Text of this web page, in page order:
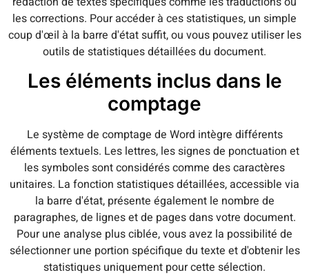
les corrections. Pour accéder à ces statistiques, un simple
coup d'œil à la barre d'état suffit, ou vous pouvez utiliser les
outils de statistiques détaillées du document.
Les éléments inclus dans le
comptage
Le système de comptage de Word intègre différents
éléments textuels. Les lettres, les signes de ponctuation et
les symboles sont considérés comme des caractères
unitaires. La fonction statistiques détaillées, accessible via
la barre d'état, présente également le nombre de
paragraphes, de lignes et de pages dans votre document.
Pour une analyse plus ciblée, vous avez la possibilité de
sélectionner une portion spécifique du texte et d'obtenir les
statistiques uniquement pour cette sélection.